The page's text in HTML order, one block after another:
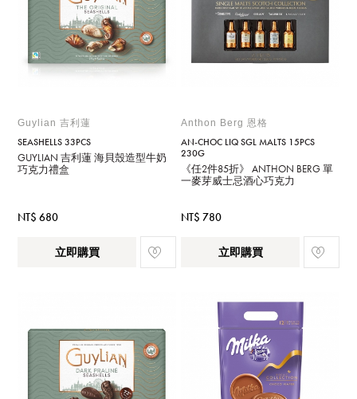
Guylian 吉利蓮
SEASHELLS 33PCS
GUYLIAN 吉利蓮 海貝殼造型牛奶
巧克力禮盒
NT$ 680
立即購買
Anthon Berg 恩格
AN-CHOC LIQ SGL MALTS 15PCS
230G
《任2件85折》 ANTHON BERG 單
一麥芽威士忌酒心巧克力
NT$ 780
立即購買